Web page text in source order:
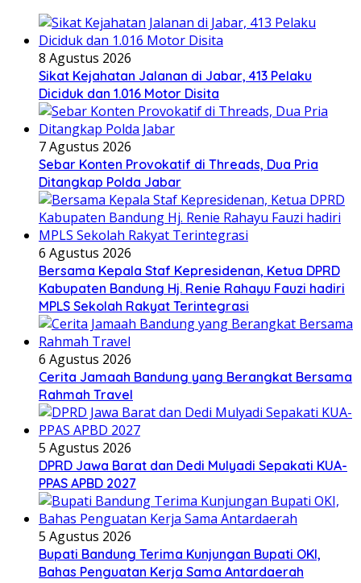
8 Agustus 2026
Sikat Kejahatan Jalanan di Jabar, 413 Pelaku
Diciduk dan 1.016 Motor Disita
7 Agustus 2026
Sebar Konten Provokatif di Threads, Dua Pria
Ditangkap Polda Jabar
6 Agustus 2026
Bersama Kepala Staf Kepresidenan, Ketua DPRD
Kabupaten Bandung Hj. Renie Rahayu Fauzi hadiri
MPLS Sekolah Rakyat Terintegrasi
6 Agustus 2026
Cerita Jamaah Bandung yang Berangkat Bersama
Rahmah Travel
5 Agustus 2026
DPRD Jawa Barat dan Dedi Mulyadi Sepakati KUA-
PPAS APBD 2027
5 Agustus 2026
Bupati Bandung Terima Kunjungan Bupati OKI,
Bahas Penguatan Kerja Sama Antardaerah